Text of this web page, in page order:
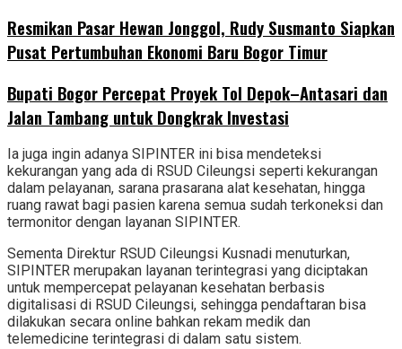
Resmikan Pasar Hewan Jonggol, Rudy Susmanto Siapkan
Pusat Pertumbuhan Ekonomi Baru Bogor Timur
Bupati Bogor Percepat Proyek Tol Depok–Antasari dan
Jalan Tambang untuk Dongkrak Investasi
Ia juga ingin adanya SIPINTER ini bisa mendeteksi
kekurangan yang ada di RSUD Cileungsi seperti kekurangan
dalam pelayanan, sarana prasarana alat kesehatan, hingga
ruang rawat bagi pasien karena semua sudah terkoneksi dan
termonitor dengan layanan SIPINTER.
Sementa Direktur RSUD Cileungsi Kusnadi menuturkan,
SIPINTER merupakan layanan terintegrasi yang diciptakan
untuk mempercepat pelayanan kesehatan berbasis
digitalisasi di RSUD Cileungsi, sehingga pendaftaran bisa
dilakukan secara online bahkan rekam medik dan
telemedicine terintegrasi di dalam satu sistem.